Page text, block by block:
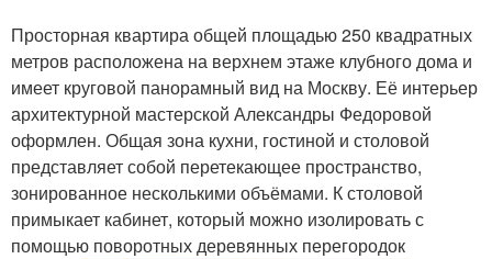
Просторная квартира общей площадью 250 квадратных
метров расположена на верхнем этаже клубного дома и
имеет круговой панорамный вид на Москву. Её интерьер
архитектурной мастерской Александры Федоровой
оформлен. Общая зона кухни, гостиной и столовой
представляет собой перетекающее пространство,
зонированное несколькими объёмами. К столовой
примыкает кабинет, который можно изолировать с
помощью поворотных деревянных перегородок